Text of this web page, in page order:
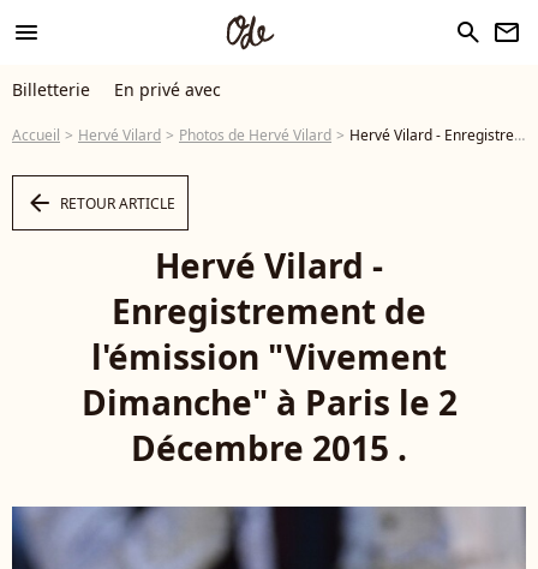
menu search newsletter
Billetterie En privé avec
Accueil Hervé Vilard Photos de Hervé Vilard Hervé Vilard - Enregistrement de l'émission "Vivement Dimanche" à Paris le 2 Décembre 2015 .© Coadic Guirec / Bestimage - Photo
arrow_left RETOUR ARTICLE
Hervé Vilard -
Enregistrement de
l'émission "Vivement
Dimanche" à Paris le 2
Décembre 2015 .